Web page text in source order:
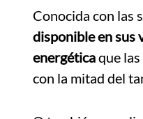
Conocida con las
disponible en sus
energéticaque
con la mitad del